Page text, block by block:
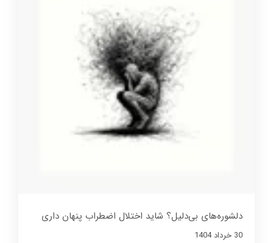
دلشوره‌های بی‌دلیل؟ شاید اختلال اضطراب پنهان داری
30 خرداد 1404